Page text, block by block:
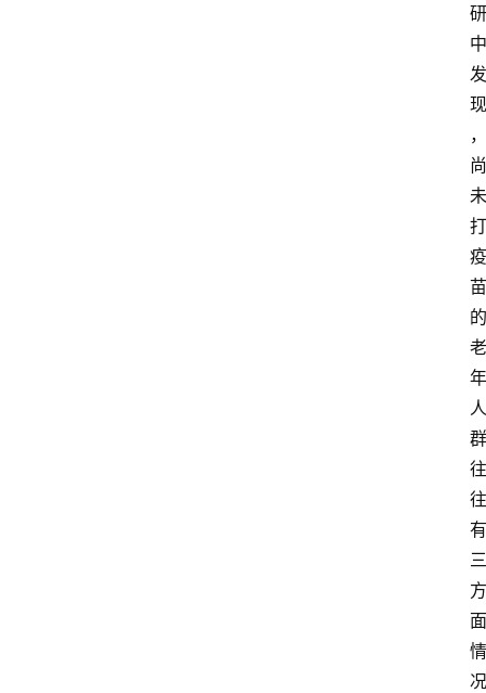
研
中
发
现
，
尚
未
打
疫
苗
的
老
年
人
群
往
往
有
三
方
面
情
况